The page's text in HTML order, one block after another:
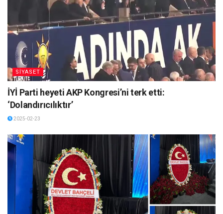
SİYASET
İYİ Parti heyeti AKP Kongresi’ni terk etti:
‘Dolandırıcılıktır’
2025-02-23